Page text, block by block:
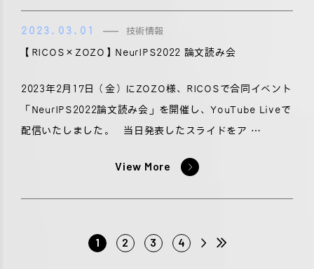
2023.03.01 技術情報
【RICOS×ZOZO】NeurIPS2022 論文読み会
2023年2月17日（金）にZOZO様、RICOSで合同イベント
「NeurIPS2022論文読み会」を開催し、YouTube Liveで
配信いたしました。 当日発表したスライドをア …
View More
1 2 3 4